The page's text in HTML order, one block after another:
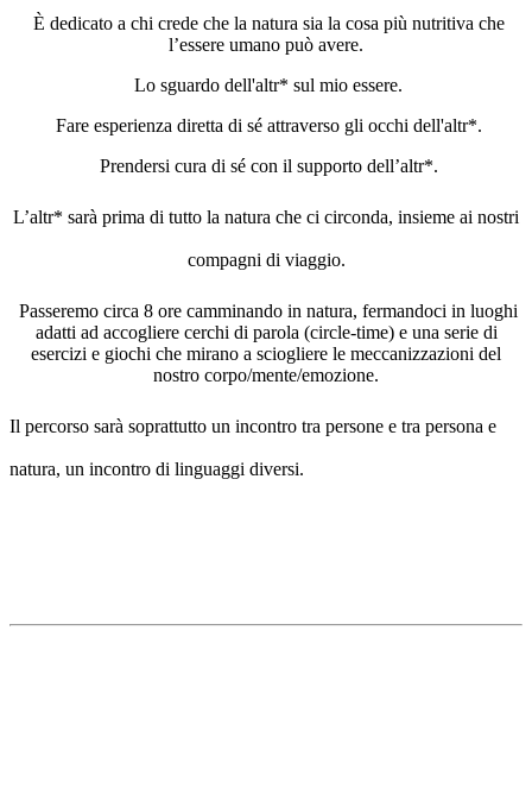
È dedicato a chi crede che la natura sia la cosa più nutritiva che
l’essere umano può avere.
Lo sguardo dell'altr* sul mio essere.
Fare esperienza diretta di sé attraverso gli occhi dell'altr*.
Prendersi cura di sé con il supporto dell’altr*.
L’altr* sarà prima di tutto la natura che ci circonda, insieme ai nostri
compagni di viaggio.
Passeremo circa 8 ore camminando in natura, fermandoci in luoghi
adatti ad accogliere cerchi di parola (circle-time) e una serie di
esercizi e giochi che mirano a sciogliere le meccanizzazioni del
nostro corpo/mente/emozione.
Il percorso sarà soprattutto un incontro tra persone e tra persona e
natura, un incontro di linguaggi diversi.